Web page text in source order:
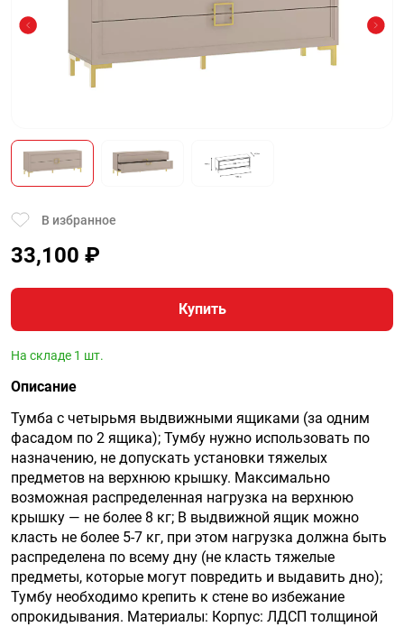
В избранное
33,100 ₽
Купить
На складе 1 шт.
Описание
Тумба с четырьмя выдвижными ящиками (за одним
фасадом по 2 ящика); Тумбу нужно использовать по
назначению, не допускать установки тяжелых
предметов на верхнюю крышку. Максимально
возможная распределенная нагрузка на верхнюю
крышку — не более 8 кг; В выдвижной ящик можно
класть не более 5-7 кг, при этом нагрузка должна быть
распределена по всему дну (не класть тяжелые
предметы, которые могут повредить и выдавить дно);
Тумбу необходимо крепить к стене во избежание
опрокидывания. Материалы: Корпус: ЛДСП толщиной